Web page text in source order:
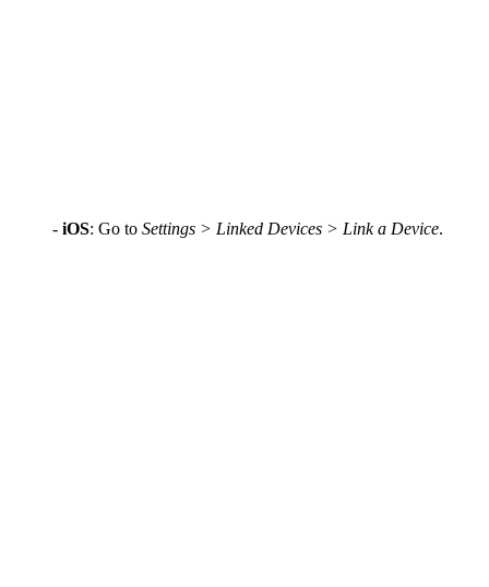
- iOS: Go to Settings > Linked Devices > Link a Device.